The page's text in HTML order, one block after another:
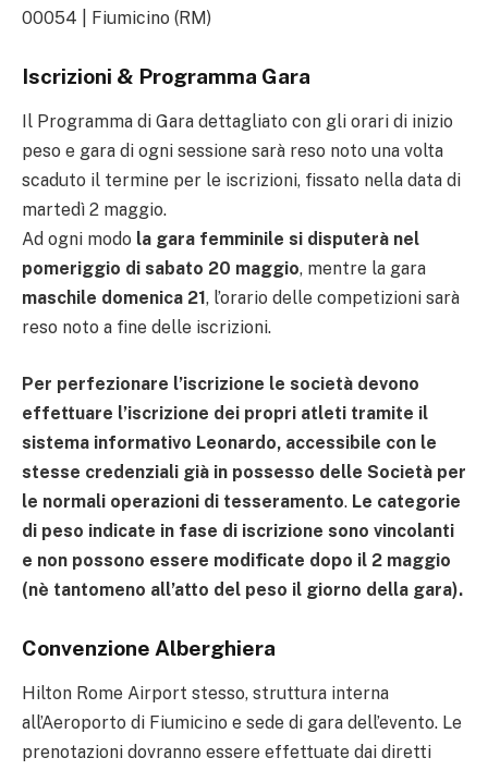
00054 | Fiumicino (RM)
Iscrizioni & Programma Gara
Il Programma di Gara dettagliato con gli orari di inizio
peso e gara di ogni sessione sarà reso noto una volta
scaduto il termine per le iscrizioni, fissato nella data di
martedì 2 maggio.
Ad ogni modo la gara femminile si disputerà nel
pomeriggio di sabato 20 maggio, mentre la gara
maschile domenica 21, l’orario delle competizioni sarà
reso noto a fine delle iscrizioni.
Per perfezionare l’iscrizione le società devono
effettuare l’iscrizione dei propri atleti tramite il
sistema informativo Leonardo, accessibile con le
stesse credenziali già in possesso delle Società per
le normali operazioni di tesseramento. Le categorie
di peso indicate in fase di iscrizione sono vincolanti
e non possono essere modificate dopo il 2 maggio
(nè tantomeno all’atto del peso il giorno della gara).
Convenzione Alberghiera
Hilton Rome Airport stesso, struttura interna
all’Aeroporto di Fiumicino e sede di gara dell’evento. Le
prenotazioni dovranno essere effettuate dai diretti